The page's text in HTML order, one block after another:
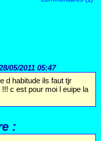
05/2011 05:47
d habitude ils faut tjr
c est pour moi l euipe la
: